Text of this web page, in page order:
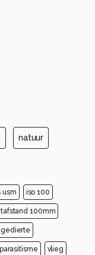
natuur
usm iso 100
100mm
parasitisme vlieg